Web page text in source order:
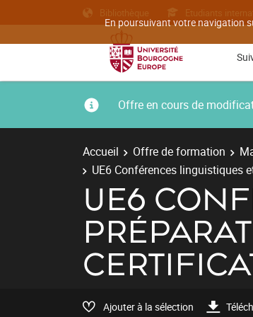
En poursuivant votre navigation
Bibliothèque Etudiants
Offre en cours de
Accueil Offre de formation
UE6 Conférences linguistiques
UE6
Ajouter à la sélection